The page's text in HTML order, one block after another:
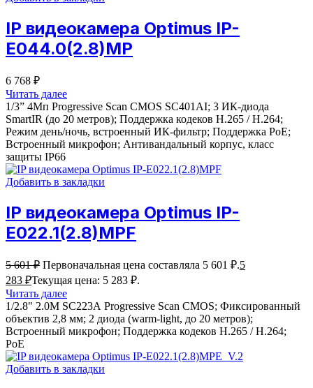
IP видеокамера Optimus IP-
E044.0(2.8)MP
6 768 ₽
Читать далее
1/3” 4Мп Progressive Scan CMOS SC401AI; 3 ИК-диода
SmartIR (до 20 метров); Поддержка кодеков H.265 / H.264;
Режим день/ночь, встроенный ИК-фильтр; Поддержка PoE;
Встроенный микрофон; Антивандальный корпус, класс
защиты IР66
Добавить в закладки
IP видеокамера Optimus IP-
E022.1(2.8)MPF
5 601₽ Первоначальная цена составляла 5 601 ₽.5
283 ₽Текущая цена: 5 283 ₽.
Читать далее
1/2.8" 2.0M SC223А Progressive Scan CMOS; Фиксированный
объектив 2,8 мм; 2 диода (warm-light, до 20 метров);
Встроенный микрофон; Поддержка кодеков H.265 / H.264;
PoE
Добавить в закладки